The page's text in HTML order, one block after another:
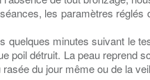
les paramètres réglés
quelques minutes suivant le
poil détruit. La peau reprend
du jour même ou de la